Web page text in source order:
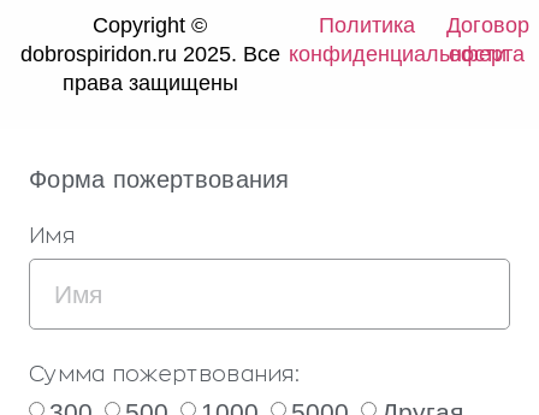
Copyright ©
dobrospiridon.ru 2025. Все
права защищены
Политика
конфиденциальности
Договор
оферта
Форма пожертвования
Имя
Сумма пожертвования: